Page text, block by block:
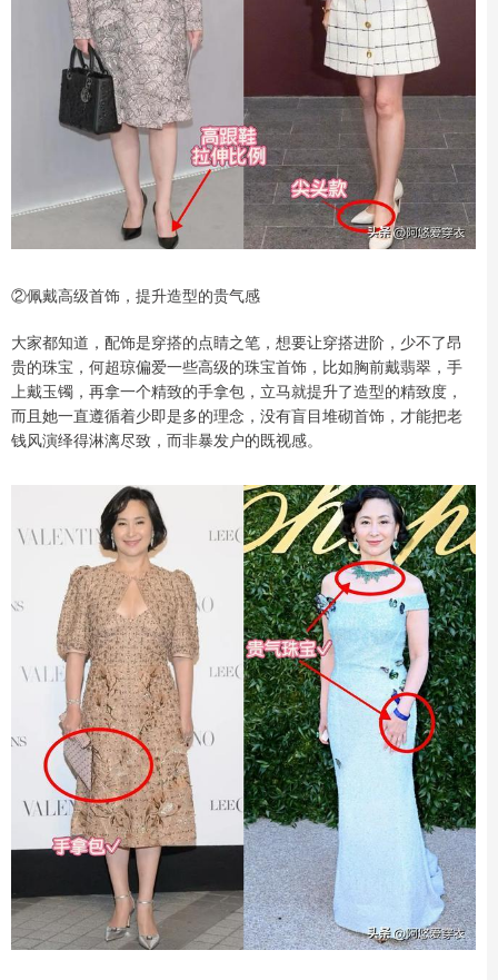
②佩戴高级首饰，提升造型的贵气感
大家都知道，配饰是穿搭的点睛之笔，想要让穿搭进阶，少不了昂
贵的珠宝，何超琼偏爱一些高级的珠宝首饰，比如胸前戴翡翠，手
上戴玉镯，再拿一个精致的手拿包，立马就提升了造型的精致度，
而且她一直遵循着少即是多的理念，没有盲目堆砌首饰，才能把老
钱风演绎得淋漓尽致，而非暴发户的既视感。